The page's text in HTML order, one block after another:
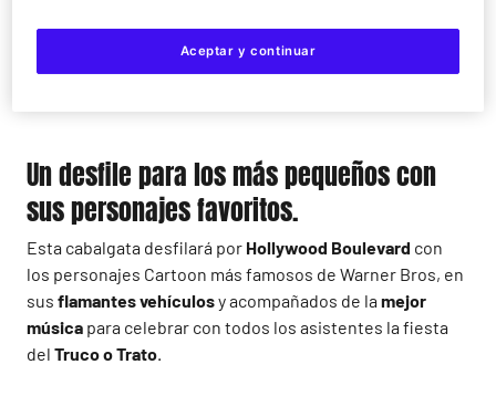
Un desfile para los más pequeños con
sus personajes favoritos.
Esta cabalgata desfilará por Hollywood Boulevard con
los personajes Cartoon más famosos de Warner Bros, en
sus flamantes vehículosy acompañados de lamejor
música para celebrar con todos los asistentes la fiesta
del Truco o Trato.
Aceptar y continuar